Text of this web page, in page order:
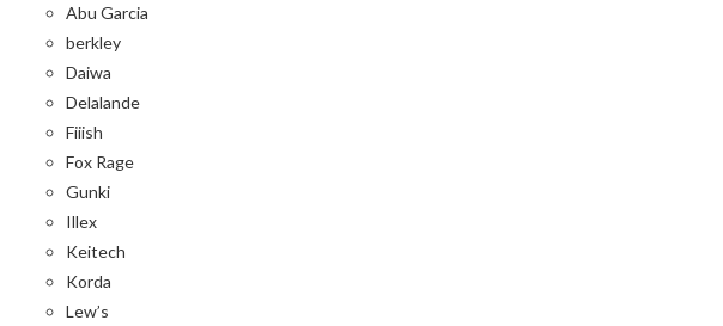
Abu Garcia
berkley
Daiwa
Delalande
Fiiish
Fox Rage
Gunki
Illex
Keitech
Korda
Lew’s